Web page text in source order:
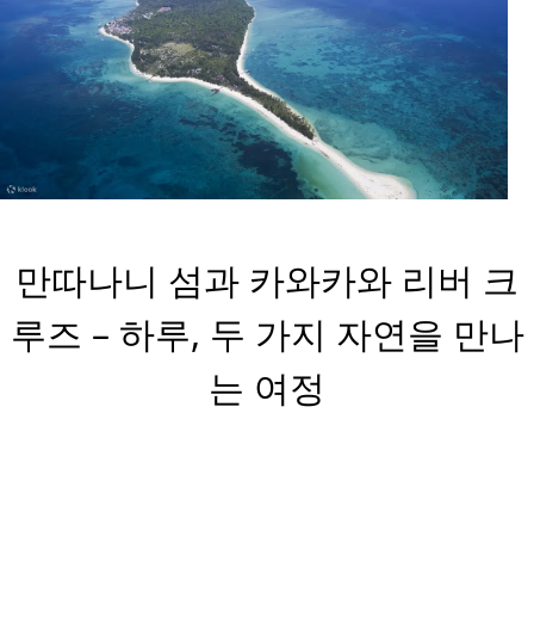
만따나니 섬과 카와카와 리버 크
루즈 – 하루, 두 가지 자연을 만나
는 여정